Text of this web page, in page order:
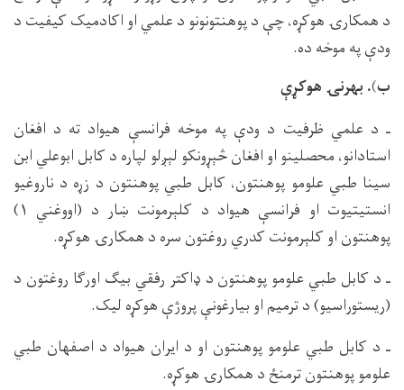
د همکارۍ هوکړه، چې د پوهنتونونو د علمي او اکادمیک کیفیت د
ودې په موخه ده.
ب). بهرنۍ هوکړې
ـ د علمي ظرفیت د ودې په موخه فرانسې هیواد ته د افغان
استادانو، محصلینو او افغان څېړونکو لېږلو لپاره د کابل ابوعلي ابن
سینا طبي علومو پوهنتون، کابل طبي پوهنتون د زړه د ناروغیو
انستیتیوت او فرانسې هیواد د کلېرمونت ښار د (اووغني ۱)
پوهنتون او کلېرمونت کدري روغتون سره د همکارۍ هوکړه.
ـ د کابل طبي علومو پوهنتون د ډاکتر رفقي بیګ اورګا روغتون د
(ریستوراسیو) د ترمیم او بیارغونې پروژې هوکړه لیک.
ـ د کابل طبي علومو پوهنتون او د ایران هیواد د اصفهان طبي
علومو پوهنتون ترمنځ د همکارۍ هوکړه.